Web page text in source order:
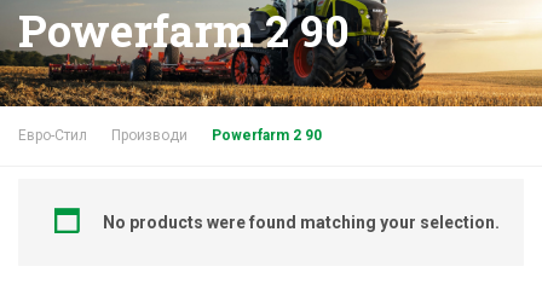
Powerfarm 2 90
Евро-Стил Производи Powerfarm 2 90
No products were found matching your selection.